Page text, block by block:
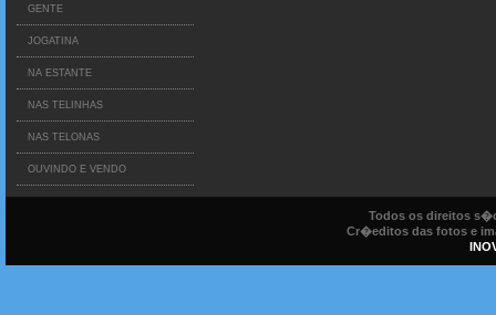
GENTE
JOGATINA
NA ESTANTE
NAS TELINHAS
NAS TELONAS
OUVINDO E VENDO
Todos os direitos
Cr�editos das fotos e